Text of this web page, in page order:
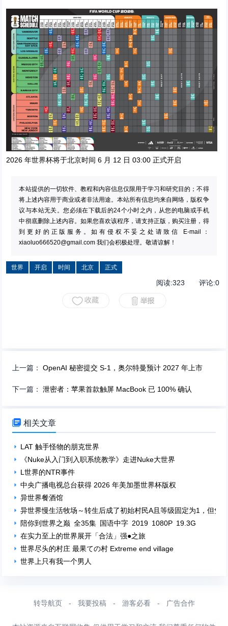
2026 年世界杯将于北京时间 6 月 12 日 03:00 正式开启
本站提供的一切软件、教程和内容信息仅限用于学习和研究目的；不得
将上述内容用于商业或者非法用途。本站所有信息均来自网络，版权争
议与本站无关。您必须在下载后的24个小时之内，从您的电脑或手机
中彻底删除上述内容。如果您喜欢该程序，请支持正版，购买注册，得
到更好的正版服务。如有侵权不妥之处请致信 E-mail：
xiaoluo666520@gmail.com 我们会积极处理。敬请谅解！
世界 开启 时间 北京 正式
阅读:323 评论:0
上一篇：OpenAI 秘密提交 S-1，奥尔特曼预计 2027 年上市
下一篇：泄密者：苹果首款触屏 MacBook 已 100% 确认
 相关文章
LAT 触手怪物的朋克世界
《Nuke从入门到入职系统教学》走进Nuke大世界
L世界的NTR事件
中央广播电视总台获得 2026 年美加墨世界杯版权
异世界餐酒馆
异世界慢生活牧场～转生后成了初始村民A且等级固定为1，但凭
陪你到世界之巅 全35集 国语中字 2019 1080P 19.3G
在实力至上的世界展开「合法」强●之旅
世界尽头的村庄 最果ての村 Extreme end village
世界上只有我一个男人
转导航页 - 我要投稿 - 游客必看 - 广告合作